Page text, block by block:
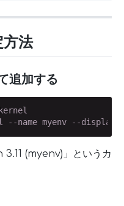
法
追加する
name myenv --display-
(myenv)」というカ